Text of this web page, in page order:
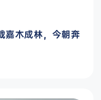
木成林，今朝奔